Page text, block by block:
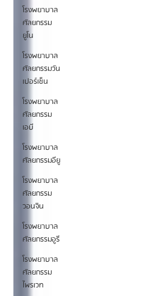
โรงพยาบาล
ศัลยกรรม
ยูโน
โรงพยาบาล
ศัลยกรรมวัน
เปอร์เซ็น
โรงพยาบาล
ศัลยกรรม
เอบี
โรงพยาบาล
ศัลยกรรมอียู
โรงพยาบาล
ศัลยกรรม
วอนจิน
โรงพยาบาล
ศัลยกรรมอูรี
โรงพยาบาล
ศัลยกรรม
ไพรเวท